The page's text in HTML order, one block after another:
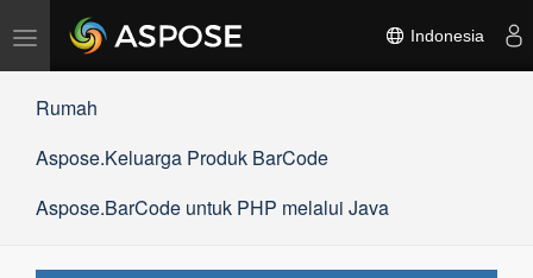
Alihkan
navigasi
Indonesia
Rumah
Aspose.Keluarga Produk BarCode
Aspose.BarCode untuk PHP melalui Java